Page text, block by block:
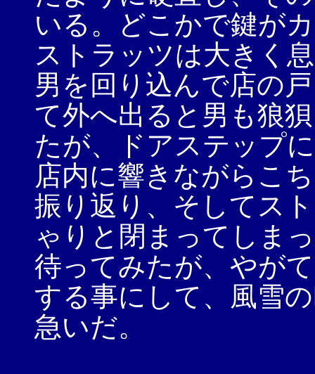
いる。どこかで鍵が
ストラッツは大きく
男を回り込んで店の
て外へ出ると男も狼
たが、ドアステップ
店内に響きながらこ
振り返り、そしてス
ゃりと閉まってしま
待ってみたが、やが
する事にして、風雪
急いだ。